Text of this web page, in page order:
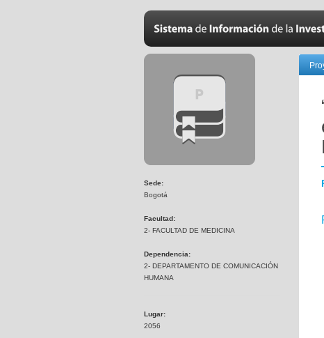
Sede:
Bogotá
Facultad:
2- FACULTAD DE MEDICINA
Dependencia:
2- DEPARTAMENTO DE COMUNICACIÓN
HUMANA
Lugar:
2056